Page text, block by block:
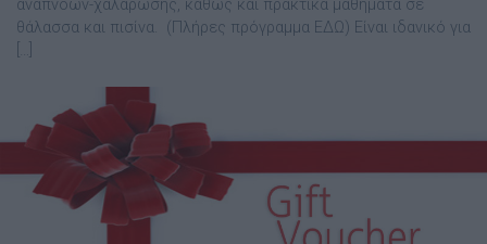
αναπνοών-χαλάρωσης, καθώς και πρακτικά μαθήματα σε
θάλασσα και πισίνα. (Πλήρες πρόγραμμα ΕΔΩ) Είναι ιδανικό για